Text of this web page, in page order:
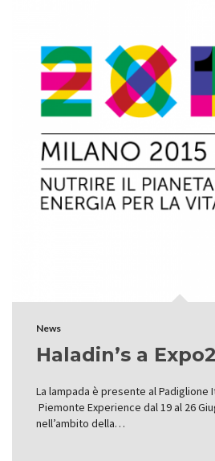
News
Haladin’s a
La lampada è presente al Padiglione
Piemonte Experience dal 19 al 26
nell’ambito della…